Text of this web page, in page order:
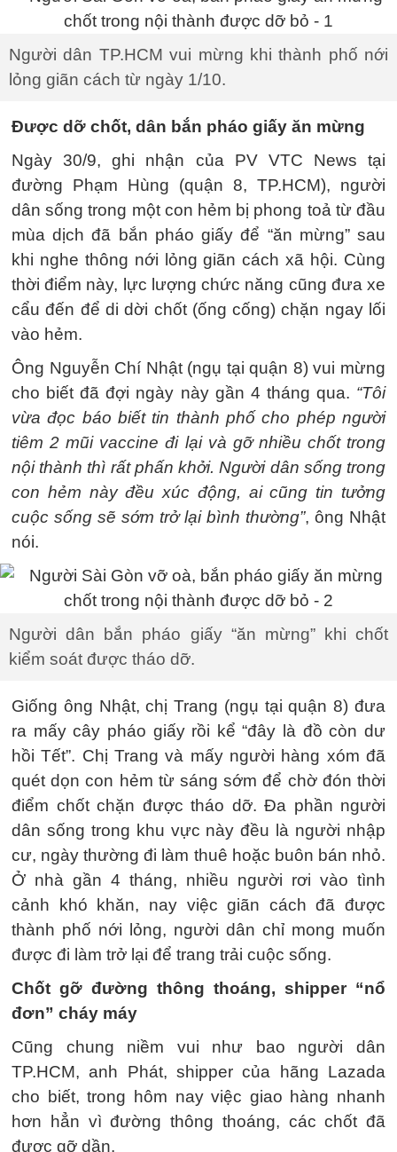
Người dân TP.HCM vui mừng khi thành phố nới
lỏng giãn cách từ ngày 1/10.
Được dỡ chốt, dân bắn pháo giấy ăn mừng
Ngày 30/9, ghi nhận của PV VTC News tại
đường Phạm Hùng (quận 8, TP.HCM), người
dân sống trong một con hẻm bị phong toả từ đầu
mùa dịch đã bắn pháo giấy để “ăn mừng” sau
khi nghe thông nới lỏng giãn cách xã hội. Cùng
thời điểm này, lực lượng chức năng cũng đưa xe
cẩu đến để di dời chốt (ống cống) chặn ngay lối
vào hẻm.
Ông Nguyễn Chí Nhật (ngụ tại quận 8) vui mừng
cho biết đã đợi ngày này gần 4 tháng qua. “Tôi
vừa đọc báo biết tin thành phố cho phép người
tiêm 2 mũi vaccine đi lại và gỡ nhiều chốt trong
nội thành thì rất phấn khởi. Người dân sống trong
con hẻm này đều xúc động, ai cũng tin tưởng
cuộc sống sẽ sớm trở lại bình thường”, ông Nhật
nói.
Người dân bắn pháo giấy “ăn mừng” khi chốt
kiểm soát được tháo dỡ.
Giống ông Nhật, chị Trang (ngụ tại quận 8) đưa
ra mấy cây pháo giấy rồi kể “đây là đồ còn dư
hồi Tết”. Chị Trang và mấy người hàng xóm đã
quét dọn con hẻm từ sáng sớm để chờ đón thời
điểm chốt chặn được tháo dỡ. Đa phần người
dân sống trong khu vực này đều là người nhập
cư, ngày thường đi làm thuê hoặc buôn bán nhỏ.
Ở nhà gần 4 tháng, nhiều người rơi vào tình
cảnh khó khăn, nay việc giãn cách đã được
thành phố nới lỏng, người dân chỉ mong muốn
được đi làm trở lại để trang trải cuộc sống.
Chốt gỡ đường thông thoáng, shipper “nổ
đơn” cháy máy
Cũng chung niềm vui như bao người dân
TP.HCM, anh Phát, shipper của hãng Lazada
cho biết, trong hôm nay việc giao hàng nhanh
hơn hẳn vì đường thông thoáng, các chốt đã
được gỡ dần.